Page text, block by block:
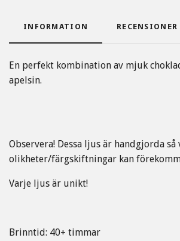
INFORMATION RECENSIONER
En perfekt kombination av mjuk
apelsin.
Observera! Dessa ljus är handgjorda så
olikheter/färgskiftningar kan
Varje ljus är unikt!
Brinntid: 40+ timmar